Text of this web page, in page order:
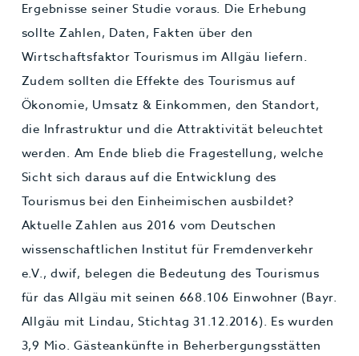
Ergebnisse seiner Studie voraus. Die Erhebung
sollte Zahlen, Daten, Fakten über den
Wirtschaftsfaktor Tourismus im Allgäu liefern.
Zudem sollten die Effekte des Tourismus auf
Ökonomie, Umsatz & Einkommen, den Standort,
die Infrastruktur und die Attraktivität beleuchtet
werden. Am Ende blieb die Fragestellung, welche
Sicht sich daraus auf die Entwicklung des
Tourismus bei den Einheimischen ausbildet?
Aktuelle Zahlen aus 2016 vom Deutschen
wissenschaftlichen Institut für Fremdenverkehr
e.V., dwif, belegen die Bedeutung des Tourismus
für das Allgäu mit seinen 668.106 Einwohner (Bayr.
Allgäu mit Lindau, Stichtag 31.12.2016). Es wurden
3,9 Mio. Gästeankünfte in Beherbergungsstätten